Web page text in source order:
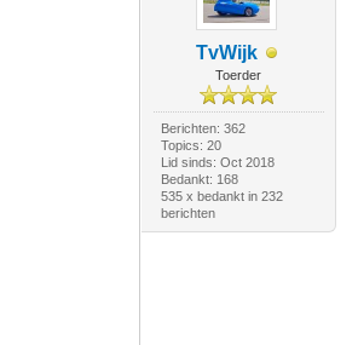
TvWijk
Toerder
Berichten: 362
Topics: 20
Lid sinds: Oct 2018
Bedankt: 168
535 x bedankt in 232
berichten